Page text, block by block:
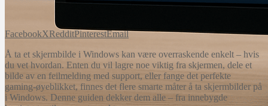
FacebookXRedditPinterestEmail
Å ta et skjermbilde i Windows kan være overraskende enkelt – hvis
du vet hvordan. Enten du vil lagre noe viktig fra skjermen, dele et
bilde av en feilmelding med support, eller fange det perfekte
gaming-øyeblikket, finnes det flere smarte måter å ta skjermbilder på
i Windows. Denne guiden dekker dem alle – fra innebygde